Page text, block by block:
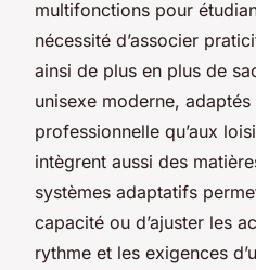
multifonctions pour
nécessité d’associer
ainsi de plus en plus de
unisexe moderne,
professionnelle qu’aux
intègrent aussi des
systèmes adaptatifs
capacité ou d’ajuster les
rythme et les exigences